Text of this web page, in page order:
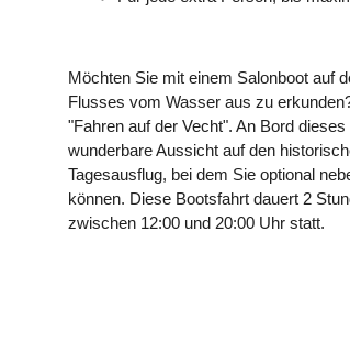
Möchten Sie mit einem Salonboot auf
Flusses vom Wasser aus zu
"Fahren auf der Vecht". An Bord
wunderbare Aussicht auf den
Tagesausflug, bei dem Sie optional
können. Diese Bootsfahrt dauert 2
zwischen 12:00 und 20:00 Uhr statt.